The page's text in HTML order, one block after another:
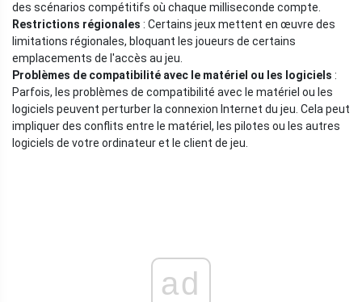
des scénarios compétitifs où chaque milliseconde compte.
Restrictions régionales : Certains jeux mettent en œuvre des
limitations régionales, bloquant les joueurs de certains
emplacements de l'accès au jeu.
Problèmes de compatibilité avec le matériel ou les logiciels :
Parfois, les problèmes de compatibilité avec le matériel ou les
logiciels peuvent perturber la connexion Internet du jeu. Cela peut
impliquer des conflits entre le matériel, les pilotes ou les autres
logiciels de votre ordinateur et le client de jeu.
ad